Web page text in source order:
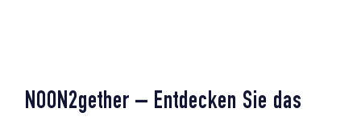
NOON2gether – Entdecken Sie das